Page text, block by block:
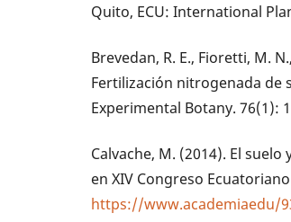
Quito, ECU: International
Brevedan, R. E., Fioretti, M.
Fertilización nitrogenada de
Experimental Botany. 76(1):
Calvache, M. (2014). El
en XIV Congreso
https://www.academiaedu/